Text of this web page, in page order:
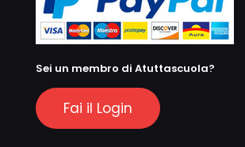
Sei un membro di Atuttascuola?
Fai il Login